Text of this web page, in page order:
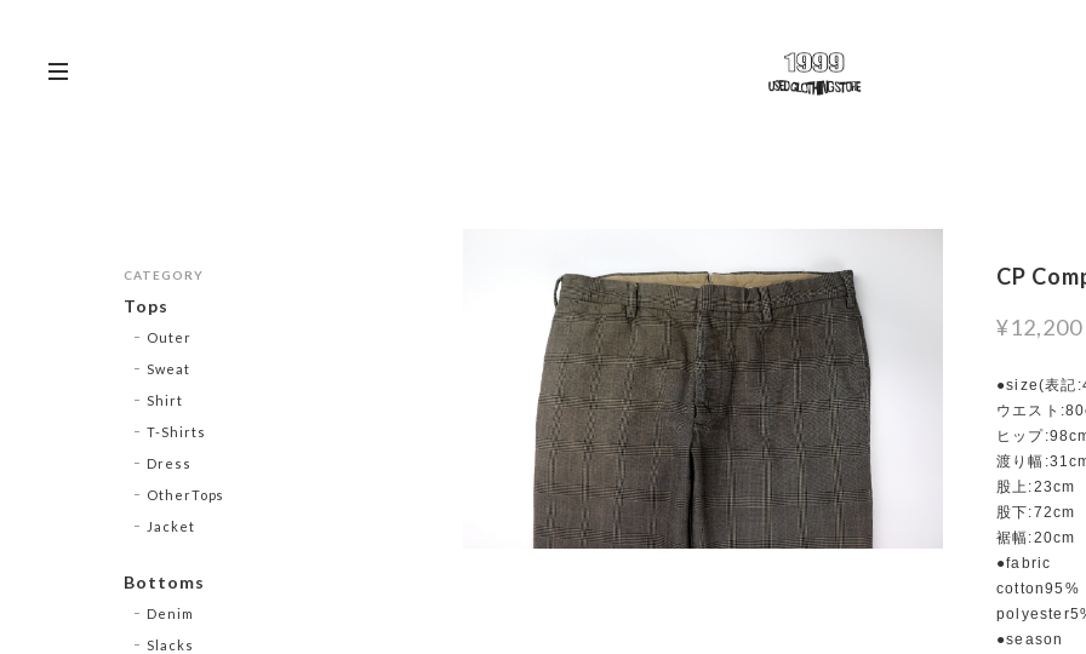
CP
¥12,200
●size(表記
ウエスト
ヒップ
渡り幅
股上:23cm
股下:72cm
裾幅:20cm
●fabric
cotton95%
●season
CATEGORY
Tops
Outer
Sweat
Shirt
T-Shirts
Dress
OtherTops
Jacket
Bottoms
Denim
Slacks